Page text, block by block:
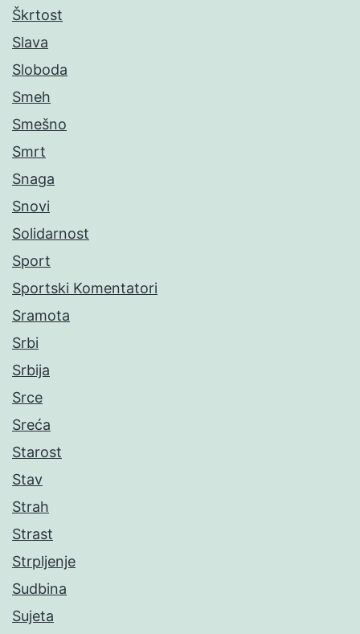
Škrtost
Slava
Sloboda
Smeh
Smešno
Smrt
Snaga
Snovi
Solidarnost
Sport
Sportski Komentatori
Sramota
Srbi
Srbija
Srce
Sreća
Starost
Stav
Strah
Strast
Strpljenje
Sudbina
Sujeta